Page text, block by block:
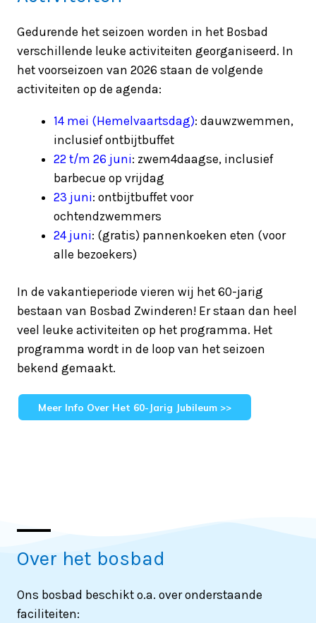
Gedurende het seizoen worden in het Bosbad
verschillende leuke activiteiten georganiseerd. In
het voorseizoen van 2026 staan de volgende
activiteiten op de agenda:
14 mei (Hemelvaartsdag): dauwzwemmen,
inclusief ontbijtbuffet
22 t/m 26 juni: zwem4daagse, inclusief
barbecue op vrijdag
23 juni: ontbijtbuffet voor
ochtendzwemmers
24 juni: (gratis) pannenkoeken eten (voor
alle bezoekers)
In de vakantieperiode vieren wij het 60-jarig
bestaan van Bosbad Zwinderen! Er staan dan heel
veel leuke activiteiten op het programma. Het
programma wordt in de loop van het seizoen
bekend gemaakt.
Meer Info Over Het 60-Jarig Jubileum >>
Over het bosbad
Ons bosbad beschikt o.a. over onderstaande
faciliteiten: